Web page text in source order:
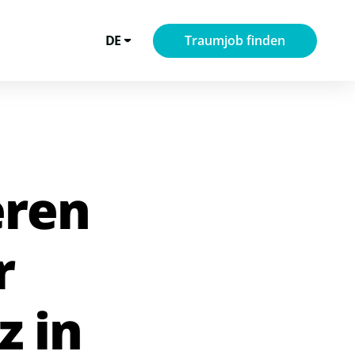
DE Traumjob finden
in